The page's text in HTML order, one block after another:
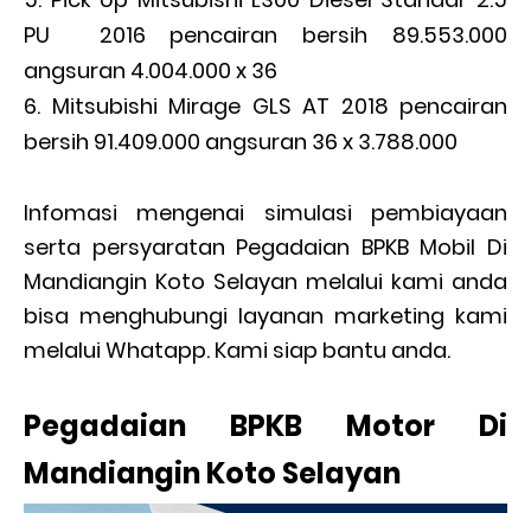
PU 2016 pencairan bersih 89.553.000
angsuran 4.004.000 x 36
Mitsubishi Mirage GLS AT 2018 pencairan
bersih 91.409.000 angsuran 36 x 3.788.000
Infomasi mengenai simulasi pembiayaan
serta persyaratan Pegadaian BPKB Mobil Di
Mandiangin Koto Selayan melalui kami anda
bisa menghubungi layanan marketing kami
melalui Whatapp. Kami siap bantu anda.
Pegadaian BPKB Motor Di
Mandiangin Koto Selayan